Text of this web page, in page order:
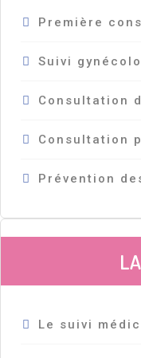
Première
Suivi
Consultation
Consultation
Prévention
Le suivi